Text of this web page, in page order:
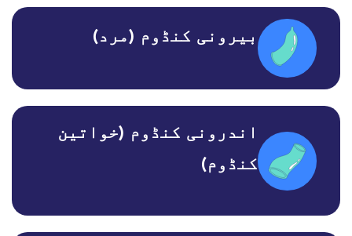
بیرونی کنڈوم (مرد)
اندرونی کنڈوم (خواتین
کنڈوم)